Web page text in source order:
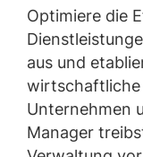
Optimiere die
aus und
Unternehmen
Manager